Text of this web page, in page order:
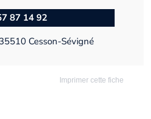
87 14 92
Cesson-Sévigné
Imprimer cette fiche